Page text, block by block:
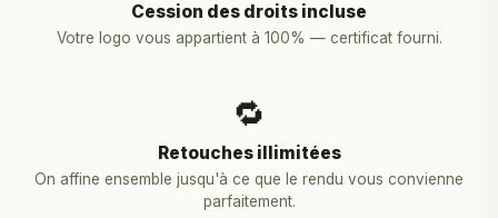
Cession des droits incluse
Votre logo vous appartient à 100% — certificat fourni.
🔁
Retouches illimitées
On affine ensemble jusqu'à ce que le rendu vous convienne
parfaitement.